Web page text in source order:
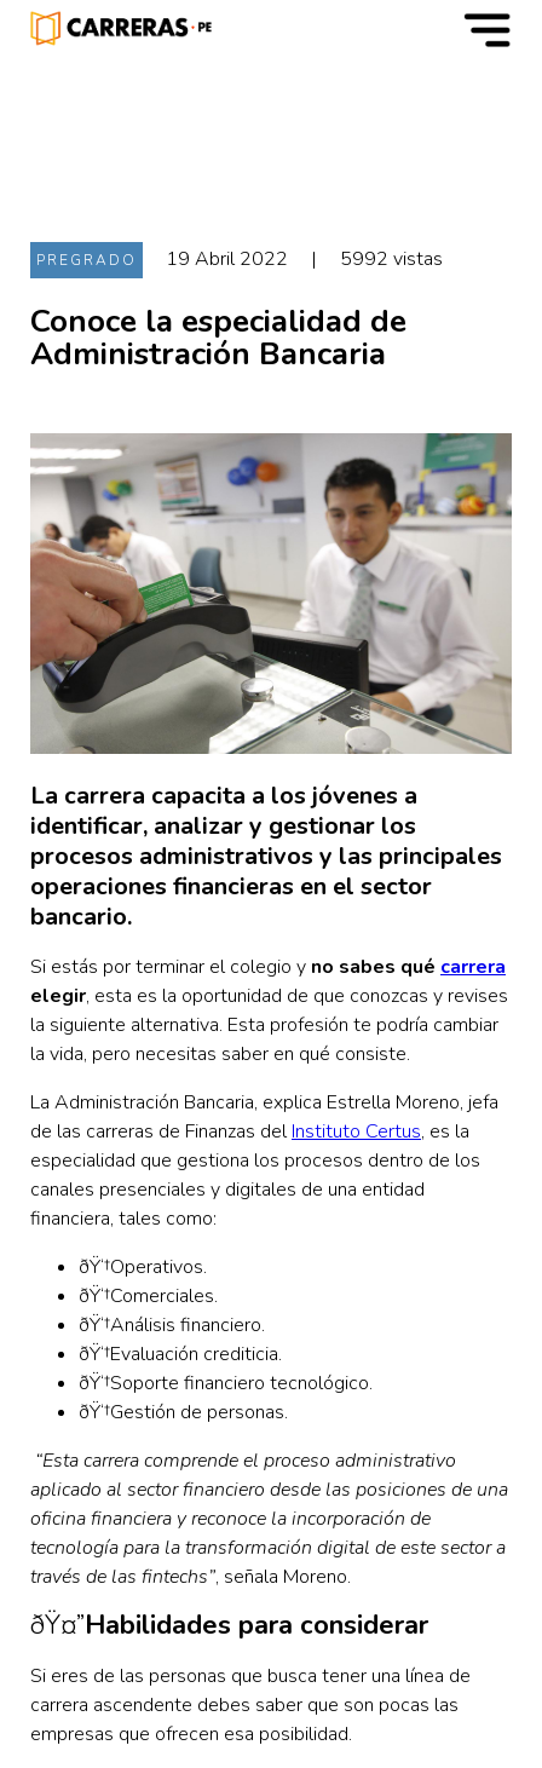
m
PREGRADO 19 Abril 2022 | 5992 vistas
Conoce la especialidad de
Administración Bancaria
La carrera capacita a los jóvenes a
identificar, analizar y gestionar los
procesos administrativos y las principales
operaciones financieras en el sector
bancario.
Si estás por terminar el colegio y no sabes qué carrera
elegir, esta es la oportunidad de que conozcas y revises
la siguiente alternativa. Esta profesión te podría cambiar
la vida, pero necesitas saber en qué consiste.
La Administración Bancaria, explica Estrella Moreno, jefa
de las carreras de Finanzas delInstituto Certus, es la
especialidad que gestiona los procesos dentro de los
canales presenciales y digitales de una entidad
financiera, tales como:
ðŸ‘†Operativos.
ðŸ‘†Comerciales.
ðŸ‘†Análisis financiero.
ðŸ‘†Evaluación crediticia.
ðŸ‘†Soporte financiero tecnológico.
ðŸ‘†Gestión de personas.
“Esta carrera comprende el proceso administrativo
aplicado al sector financiero desde las posiciones de una
oficina financiera y reconoce la incorporación de
tecnología para la transformación digital de este sector a
través de las fintechs”, señala Moreno.
ðŸ¤”Habilidades para considerar
Si eres de las personas que busca tener una línea de
carrera ascendente debes saber que son pocas las
empresas que ofrecen esa posibilidad.